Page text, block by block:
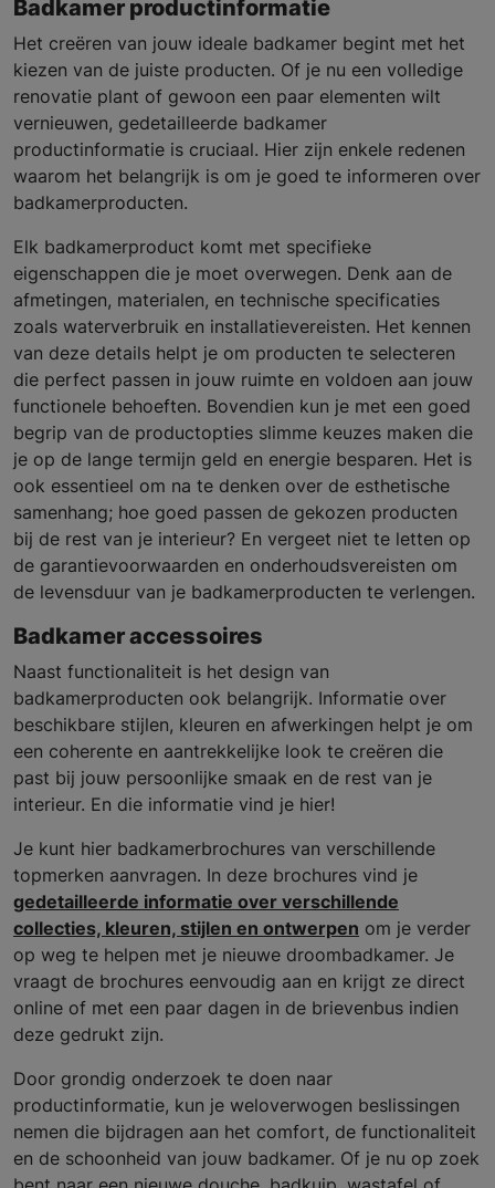
Badkamer productinformatie
Het creëren van jouw ideale badkamer begint met het
kiezen van de juiste producten. Of je nu een volledige
renovatie plant of gewoon een paar elementen wilt
vernieuwen, gedetailleerde badkamer
productinformatie is cruciaal. Hier zijn enkele redenen
waarom het belangrijk is om je goed te informeren over
badkamerproducten.
Elk badkamerproduct komt met specifieke
eigenschappen die je moet overwegen. Denk aan de
afmetingen, materialen, en technische specificaties
zoals waterverbruik en installatievereisten. Het kennen
van deze details helpt je om producten te selecteren
die perfect passen in jouw ruimte en voldoen aan jouw
functionele behoeften. Bovendien kun je met een goed
begrip van de productopties slimme keuzes maken die
je op de lange termijn geld en energie besparen. Het is
ook essentieel om na te denken over de esthetische
samenhang; hoe goed passen de gekozen producten
bij de rest van je interieur? En vergeet niet te letten op
de garantievoorwaarden en onderhoudsvereisten om
de levensduur van je badkamerproducten te verlengen.
Badkamer accessoires
Naast functionaliteit is het design van
badkamerproducten ook belangrijk. Informatie over
beschikbare stijlen, kleuren en afwerkingen helpt je om
een coherente en aantrekkelijke look te creëren die
past bij jouw persoonlijke smaak en de rest van je
interieur. En die informatie vind je hier!
Je kunt hier badkamerbrochures van verschillende
topmerken aanvragen. In deze brochures vind je
gedetailleerde informatie over verschillende
collecties, kleuren, stijlen en ontwerpen om je verder
op weg te helpen met je nieuwe droombadkamer. Je
vraagt de brochures eenvoudig aan en krijgt ze direct
online of met een paar dagen in de brievenbus indien
deze gedrukt zijn.
Door grondig onderzoek te doen naar
productinformatie, kun je weloverwogen beslissingen
nemen die bijdragen aan het comfort, de functionaliteit
en de schoonheid van jouw badkamer. Of je nu op zoek